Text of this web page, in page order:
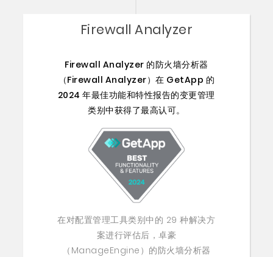
Firewall Analyzer
Firewall Analyzer 的防火墙分析器
（Firewall Analyzer）在 GetApp 的
2024 年最佳功能和特性报告的变更管理
类别中获得了最高认可。
在对配置管理工具类别中的 29 种解决方
案进行评估后，卓豪
（ManageEngine）的防火墙分析器